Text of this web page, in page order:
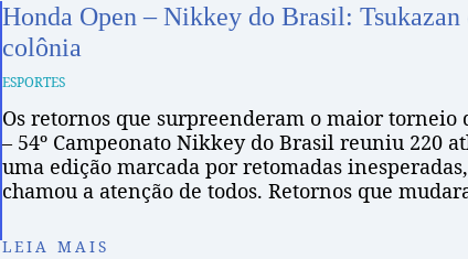
Honda Open – Nikkey do Brasil:
colônia
ESPORTES
Os retornos que surpreenderam o maior
– 54º Campeonato Nikkey do Brasil reuniu 220
uma edição marcada por retomadas
chamou a atenção de todos. Retornos que
LEIA MAIS